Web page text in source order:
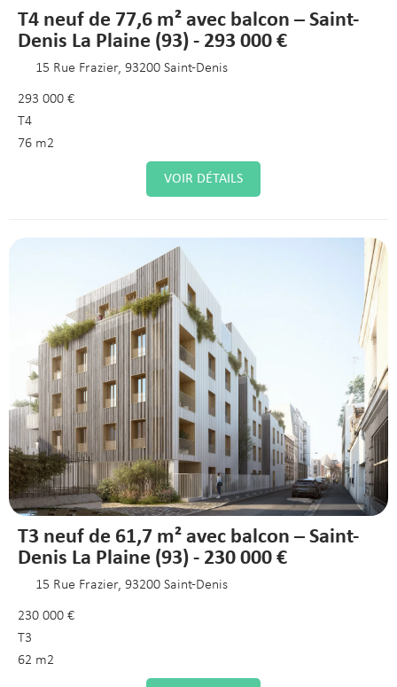
T4 neuf de 77,6 m² avec balcon – Saint-
Denis La Plaine (93) - 293 000 €
15 Rue Frazier, 93200 Saint-Denis
293 000 €
T4
76 m2
VOIR DÉTAILS
T3 neuf de 61,7 m² avec balcon – Saint-
Denis La Plaine (93) - 230 000 €
15 Rue Frazier, 93200 Saint-Denis
230 000 €
T3
62 m2